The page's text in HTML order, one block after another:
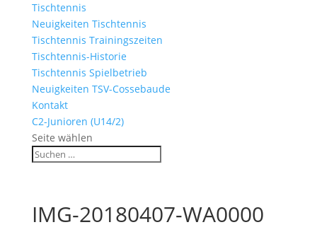
Tischtennis
Neuigkeiten Tischtennis
Tischtennis Trainingszeiten
Tischtennis-Historie
Tischtennis Spielbetrieb
Neuigkeiten TSV-Cossebaude
Kontakt
C2-Junioren (U14/2)
Seite wählen
IMG-20180407-WA0000